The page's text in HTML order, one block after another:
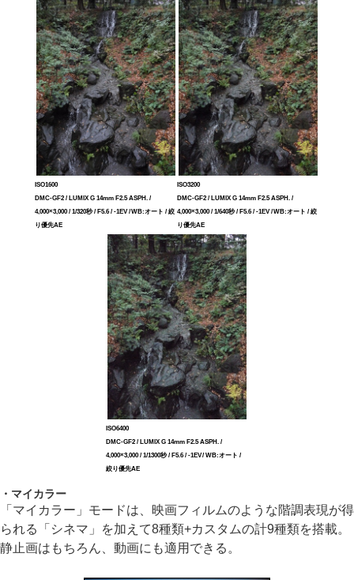
ISO1600
DMC-GF2 / LUMIX G 14mm F2.5 ASPH. /
4,000×3,000 / 1/320秒 / F5.6 / -1EV / WB:オート / 絞
り優先AE
ISO3200
DMC-GF2 / LUMIX G 14mm F2.5 ASPH. /
4,000×3,000 / 1/640秒 / F5.6 / -1EV / WB:オート / 絞
り優先AE
ISO6400
DMC-GF2 / LUMIX G 14mm F2.5 ASPH. /
4,000×3,000 / 1/1300秒 / F5.6 / -1EV / WB:オート /
絞り優先AE
・マイカラー
「マイカラー」モードは、映画フィルムのような階調表現が得
られる「シネマ」を加えて8種類+カスタムの計9種類を搭載。
静止画はもちろん、動画にも適用できる。